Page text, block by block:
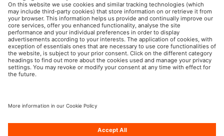
OSRAM na sociálnej sieti
Prístupnosť